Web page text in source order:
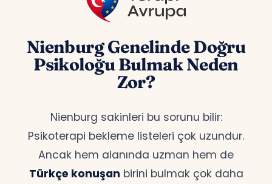
Nienburg Genelinde Doğru
Psikoloğu Bulmak Neden
Zor?
Nienburg sakinleri bu sorunu bilir:
Psikoterapi bekleme listeleri çok uzundur.
Ancak hem alanında uzman hem de
Türkçe konuşan birini bulmak çok daha